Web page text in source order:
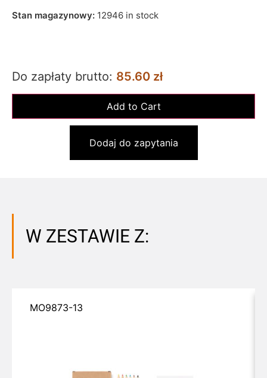
Stan magazynowy: 12946 in stock
Do zapłaty brutto: 85.60 zł
Dodaj do zapytania
W ZESTAWIE Z:
MO9873-13